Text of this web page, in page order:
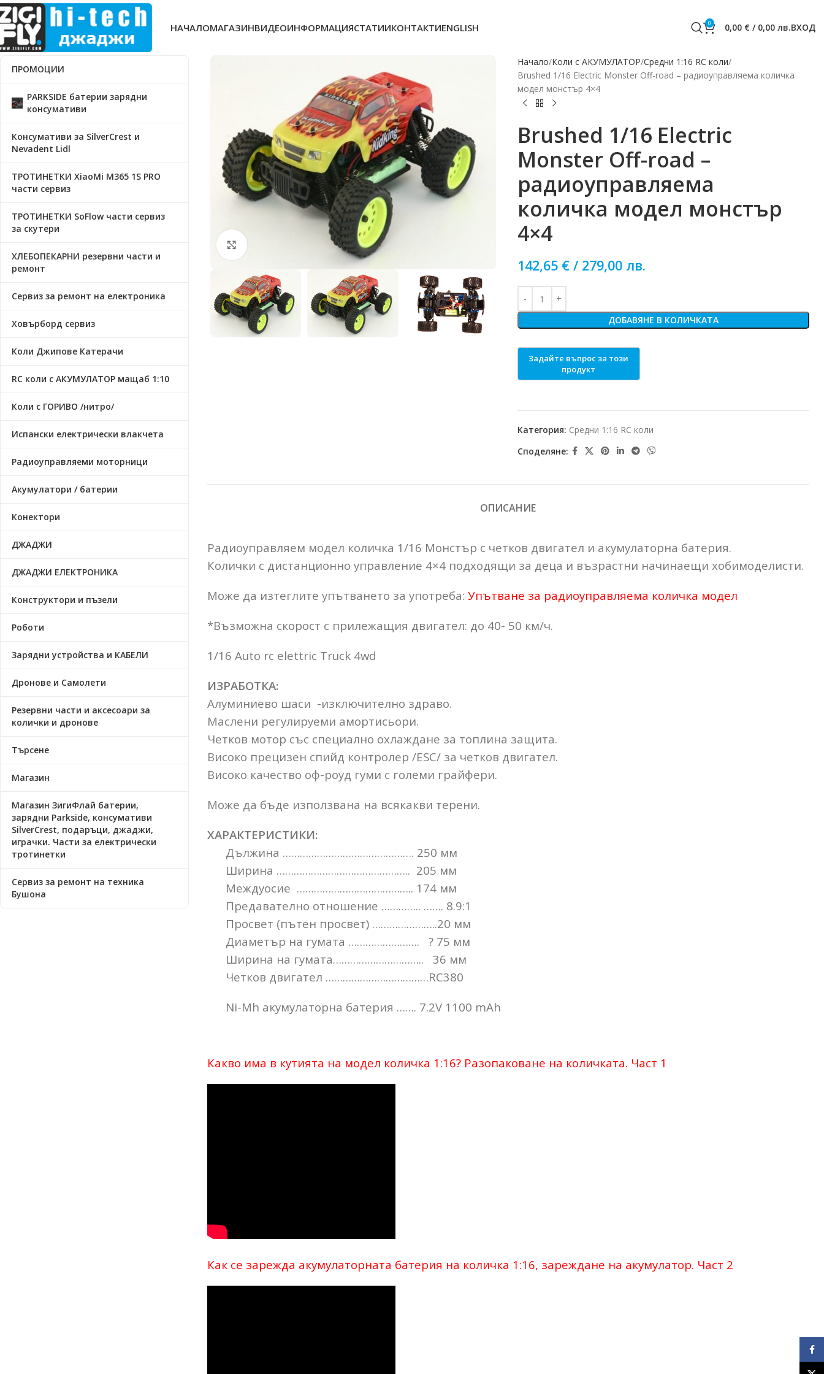
НАЧАЛОМАГАЗИНВИДЕОИНФОРМАЦИЯСТАТИИКОНТАКТИENGLISH 0 0,00 € / 0,00 лв.ВХОД
ПРОМОЦИИ
PARKSIDE батерии зарядни
консумативи
Консумативи за SilverCrest и
Nevadent Lidl
ТРОТИНЕТКИ XiaoMi M365 1S PRO
части сервиз
ТРОТИНЕТКИ SoFlow части сервиз
за скутери
ХЛЕБОПЕКАРНИ резервни части и
ремонт
Сервиз за ремонт на електроника
Ховърборд сервиз
Коли Джипове Катерачи
RC коли с АКУМУЛАТОР мащаб 1:10
Коли с ГОРИВО /нитро/
Испански електрически влакчета
Радиоуправляеми моторници
Акумулатори / батерии
Конектори
ДЖАДЖИ
ДЖАДЖИ ЕЛЕКТРОНИКА
Конструктори и пъзели
Роботи
Зарядни устройства и КАБЕЛИ
Дронове и Самолети
Резервни части и аксесоари за
колички и дронове
Търсене
Магазин
Магазин ЗигиФлай батерии,
зарядни Parkside, консумативи
SilverCrest, подаръци, джаджи,
играчки. Части за електрически
тротинетки
Сервиз за ремонт на техника
Бушона
Click to enlarge
Начало Коли с АКУМУЛАТОР Средни 1:16 RC коли
Brushed 1/16 Electric Monster Off-road – радиоуправляема количка
модел монстър 4×4
Brushed 1/16 Electric
Monster Off-road –
радиоуправляема
количка модел монстър
4×4
142,65 € / 279,00 лв.
ДОБАВЯНЕ В КОЛИЧКАТА
Категория: Средни 1:16 RC коли
Споделяне:
ОПИСАНИЕ
Радиоуправляем модел количка 1/16 Монстър с четков двигател и акумулаторна батерия.
Колички с дистанционно управление 4×4 подходящи за деца и възрастни начинаещи хобимоделисти.
Може да изтеглите упътването за употреба: Упътване за радиоуправляема количка модел
*Възможна скорост с прилежащия двигател: до 40- 50 км/ч.
1/16 Auto rc elettric Truck 4wd
ИЗРАБОТКА:
Алуминиево шаси -изключително здраво.
Маслени регулируеми амортисьори.
Четков мотор със специално охлаждане за топлина защита.
Високо прецизен спийд контролер /ESC/ за четков двигател.
Високо качество оф-роуд гуми с големи грайфери.
Може да бъде използвана на всякакви терени.
ХАРАКТЕРИСТИКИ:
Дължина ………………………………………. 250 мм
Ширина ……………………………………….. 205 мм
Междуосие ………………………………….. 174 мм
Предавателно отношение ………….. ……. 8.9:1
Просвет (пътен просвет) …………………..20 мм
Диаметър на гумата ……………………. ? 75 мм
Ширина на гумата………………………….. 36 мм
Четков двигател ………………………………RC380
Ni-Mh акумулаторна батерия ……. 7.2V 1100 mAh
Какво има в кутията на модел количка 1:16? Разопаковане на количката. Част 1
Как се зарежда акумулаторната батерия на количка 1:16, зареждане на акумулатор. Част 2